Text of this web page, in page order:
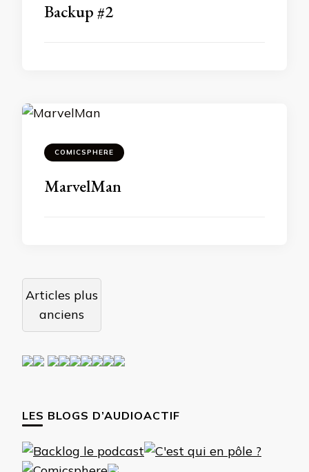
Backup #2
COMICSPHERE
MarvelMan
Navigation
des
articles
Articles plus
anciens
LES BLOGS D’AUDIOACTIF